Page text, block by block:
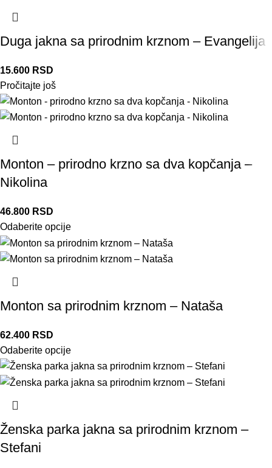
Duga jakna sa prirodnim krznom – Evangelija
15.600 RSD
Pročitajte još
Monton – prirodno krzno sa dva kopčanja –
Nikolina
46.800 RSD
Odaberite opcije
Monton sa prirodnim krznom – Nataša
62.400 RSD
Odaberite opcije
Ženska parka jakna sa prirodnim krznom –
Stefani